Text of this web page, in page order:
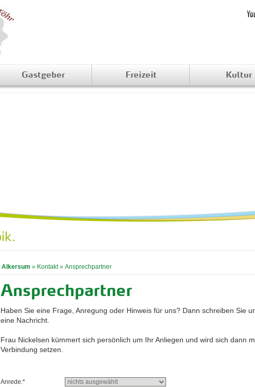
Gastgeber Freizeit Kultur
Alkersum » Kontakt» Ansprechpartner
Ansprechpartner
Haben Sie eine Frage, Anregung oder Hinweis für uns? Dann schreiben Sie
eine Nachricht.
Frau Nickelsen kümmert sich persönlich um Ihr Anliegen und wird sich dann
Verbindung setzen.
Anrede:*